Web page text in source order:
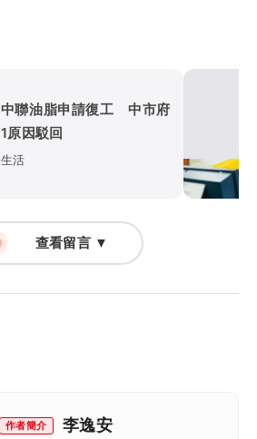
中聯油脂申請復工 中市府
1原因駁回
生活
查看留言 ▼
作者簡介 李逸安